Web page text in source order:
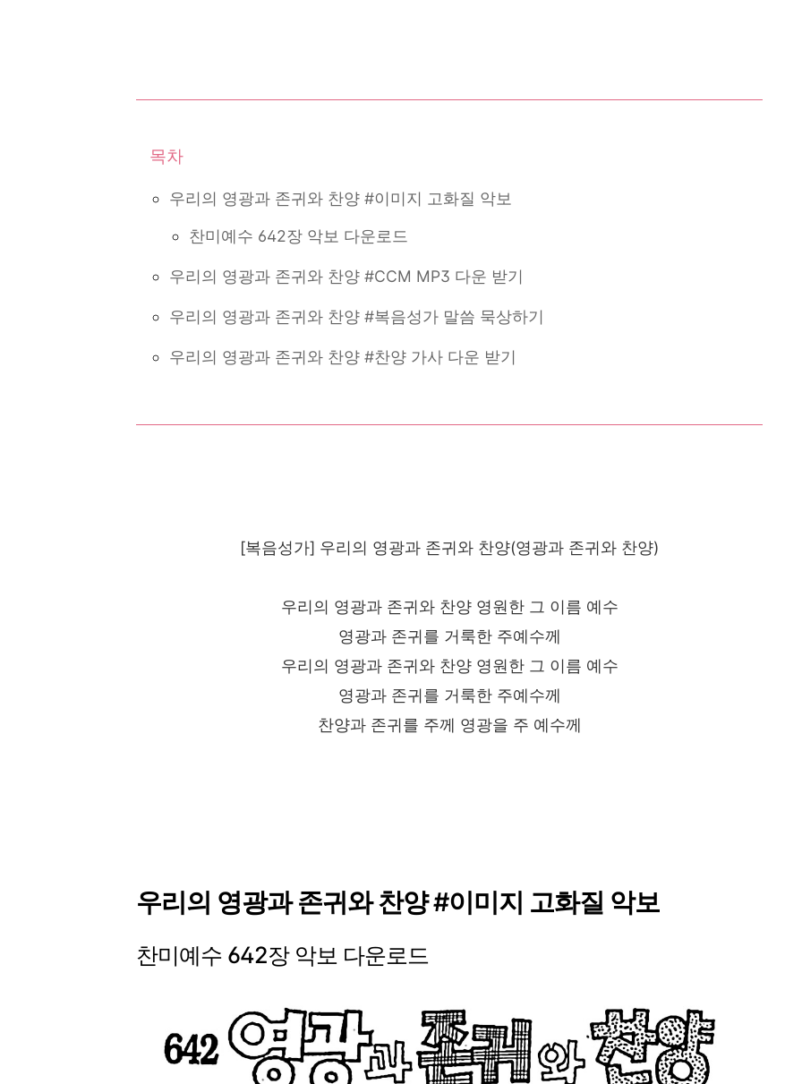
우리의 영광과 존귀와 찬양 #이미지 고화질 악보
찬미예수 642장 악보 다운로드
우리의 영광과 존귀와 찬양 #CCM MP3 다운 받기
우리의 영광과 존귀와 찬양 #복음성가 말씀 묵상하기
우리의 영광과 존귀와 찬양 #찬양 가사 다운 받기
[복음성가] 우리의 영광과 존귀와 찬양(영광과 존귀와 찬양)
우리의 영광과 존귀와 찬양 영원한 그 이름 예수
영광과 존귀를 거룩한 주예수께
우리의 영광과 존귀와 찬양 영원한 그 이름 예수
영광과 존귀를 거룩한 주예수께
찬양과 존귀를 주께 영광을 주 예수께
우리의 영광과 존귀와 찬양 #이미지 고화질 악보
찬미예수 642장 악보 다운로드